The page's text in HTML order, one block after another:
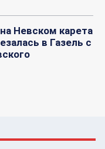
Невском карета
в Газель с